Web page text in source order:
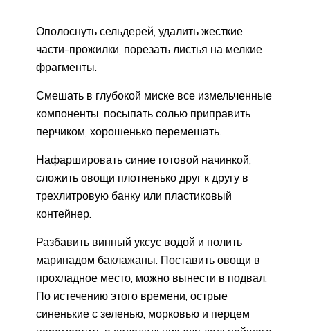
Ополоснуть сельдерей, удалить жесткие
части-прожилки, порезать листья на мелкие
фрагменты.
Смешать в глубокой миске все измельченные
компоненты, посыпать солью приправить
перчиком, хорошенько перемешать.
Нафаршировать синие готовой начинкой,
сложить овощи плотненько друг к другу в
трехлитровую банку или пластиковый
контейнер.
Разбавить винный уксус водой и полить
маринадом баклажаны. Поставить овощи в
прохладное место, можно вынести в подвал.
По истечению этого времени, острые
синенькие с зеленью, морковью и перцем